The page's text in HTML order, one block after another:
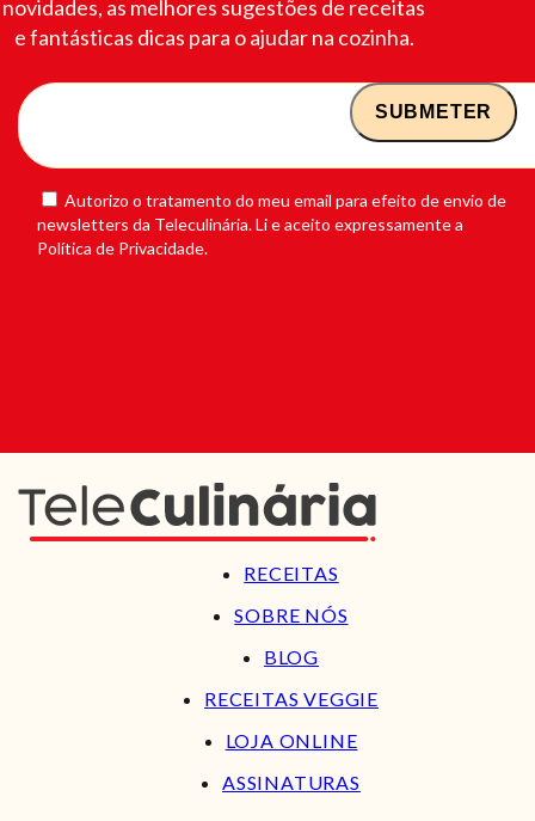
novidades, as melhores sugestões de receitas
e fantásticas dicas para o ajudar na cozinha.
Autorizo o tratamento do meu email para efeito de envio de
newsletters da Teleculinária. Li e aceito expressamente a
Política de Privacidade.
RECEITAS
SOBRE NÓS
BLOG
RECEITAS VEGGIE
LOJA ONLINE
ASSINATURAS